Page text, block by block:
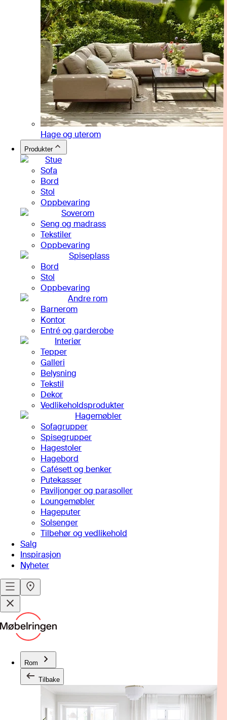
Hage og uterom
Produkter
Stue
Sofa
Bord
Stol
Oppbevaring
Soverom
Seng og madrass
Tekstiler
Oppbevaring
Spiseplass
Bord
Stol
Oppbevaring
Andre rom
Barnerom
Kontor
Entré og garderobe
Interiør
Tepper
Galleri
Belysning
Tekstil
Dekor
Vedlikeholdsprodukter
Hagemøbler
Sofagrupper
Spisegrupper
Hagestoler
Hagebord
Cafésett og benker
Putekasser
Paviljonger og parasoller
Loungemøbler
Hageputer
Solsenger
Tilbehør og vedlikehold
Salg
Inspirasjon
Nyheter
Rom
Tilbake